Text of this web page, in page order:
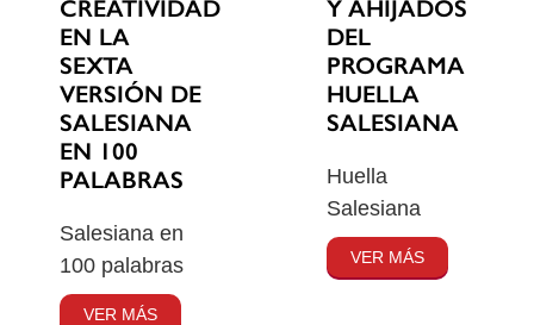
CREATIVIDAD
EN LA
SEXTA
VERSIÓN DE
SALESIANA
EN 100
PALABRAS
Salesiana en
100 palabras
VER MÁS
Y AHIJADOS
DEL
PROGRAMA
HUELLA
SALESIANA
Huella
Salesiana
VER MÁS